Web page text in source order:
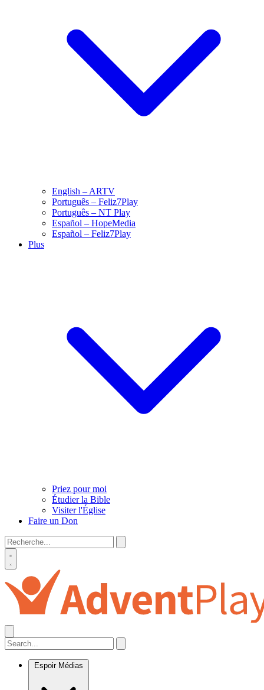
English – ARTV
Português – Feliz7Play
Português – NT Play
Español – HopeMedia
Español – Feliz7Play
Plus
Priez pour moi
Étudier la Bible
Visiter l'Église
Faire un Don
Espoir Médias